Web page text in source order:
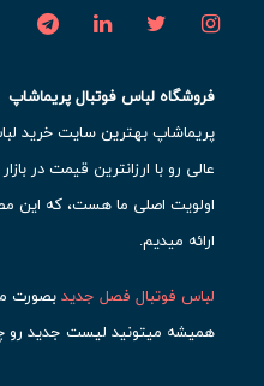
فروشگاه لباس فوتبال پریماشاپ
پریماشاپ بهترین سایت خرید
عالی رو با ارزانترین قیمت در
اولویت اصلی ما هست، که این
ارائه میدیم.
لباس فوتبال فصل جدیدبصورت
همیشه میتونید لیست جدید رو